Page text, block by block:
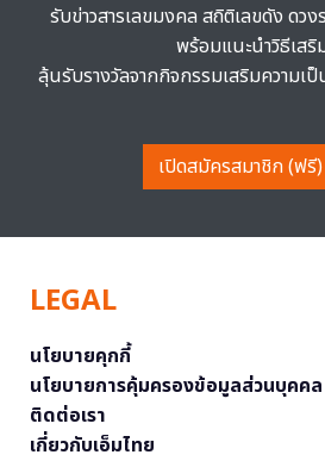
รับข่าวสารเลขมงคล สถิติเลขดัง ดวง
พร้อมแนะนำวิธีเสริ
ลุ้นรับรางวัลจากกิจกรรมเสริมความเ
เปิดสมัครสมาชิก (ฟรี
LEGAL
นโยบายคุกกี้
นโยบายการคุ้มครองข้อมูลส่วนบุคคล
ติดต่อเรา
เกี่ยวกับเอ็มไทย